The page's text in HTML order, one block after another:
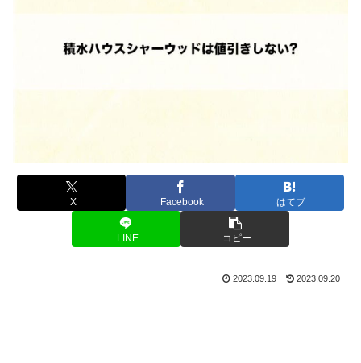
X Facebook はてブ
LINE コピー
2023.09.19 2023.09.20